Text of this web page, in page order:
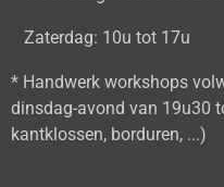
Zaterdag: 10u tot 17u
* Handwerk workshops
dinsdag-avond van 19u30
kantklossen, borduren, ...)